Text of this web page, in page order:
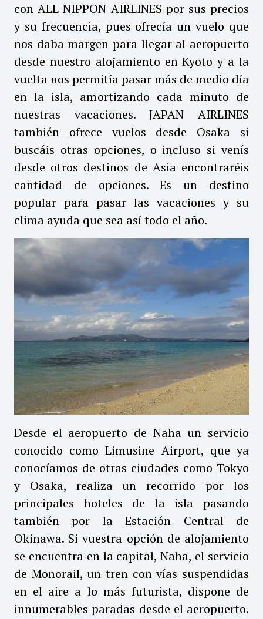
con ALL NIPPON AIRLINES por sus precios
y su frecuencia, pues ofrecía un vuelo que
nos daba margen para llegar al aeropuerto
desde nuestro alojamiento en Kyoto y a la
vuelta nos permitía pasar más de medio día
en la isla, amortizando cada minuto de
nuestras vacaciones. JAPAN AIRLINES
también ofrece vuelos desde Osaka si
buscáis otras opciones, o incluso si venís
desde otros destinos de Asia encontraréis
cantidad de opciones. Es un destino
popular para pasar las vacaciones y su
clima ayuda que sea así todo el año.
Desde el aeropuerto de Naha un servicio
conocido como Limusine Airport, que ya
conocíamos de otras ciudades como Tokyo
y Osaka, realiza un recorrido por los
principales hoteles de la isla pasando
también por la Estación Central de
Okinawa. Si vuestra opción de alojamiento
se encuentra en la capital, Naha, el servicio
de Monorail, un tren con vías suspendidas
en el aire a lo más futurista, dispone de
innumerables paradas desde el aeropuerto.